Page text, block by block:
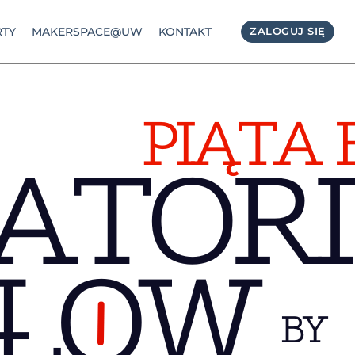
MAKERSPACE@UW KONTAKT ZALOGUJ SIĘ